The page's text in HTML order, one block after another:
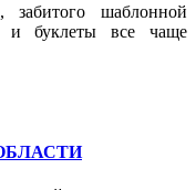
шаблонной
и буклеты все чаще